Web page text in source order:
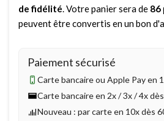
de fidélité. Votre panier sera de 86
peuvent être convertis en un bon
Paiement sécurisé
Carte bancaire ou Apple Pay en
Carte bancaire en 2x / 3x / 4x
Nouveau : par carte en 10x dès